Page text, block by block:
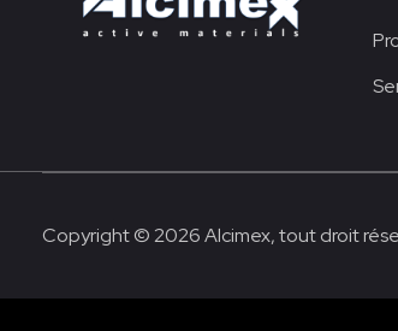
Copyright © 2026 Alcimex, tout droit